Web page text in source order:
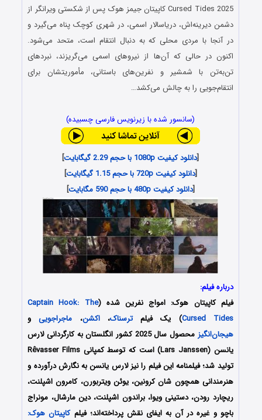
Cursed Tides 2025 کاپیتان جیمز هوک پس از شکستی ویرانگر از
دشمن دیرینه‌اش، دریاسالار اسمی، در شهری کوچک پناه می‌گیرد و
در آنجا با مردی محلی که به دنبال انتقام است، متحد می‌شود.
اکنون در حالی که آن‌ها از نیروهای اسمی می‌گریزند، نبردهای
تن‌به‌تن با شمشیر و نفرین‌های باستانی، مأموریتشان برای
انتقام‌جویی را به چالش می‌کشد…
(سانسور شده با زیرنویس فارسی چسبیده)
[دانلود کیفیت 1080p با حجم 2.29 گیگابایت
]
[دانلود کیفیت 720p با حجم 1.15 گیگابایت
]
[دانلود کیفیت 480p با حجم 590 مگابایت ]
درباره فیلم:
فیلم کاپیتان هوک: امواج نفرین شده (Captain Hook: The
Cursed Tides) یک فیلمترسناک،اکشن، ماجراجوییو
هیجان‌انگیز
محصول سال 2025 کشور انگلستان به کارگردانی لارس
یانسن (Lars Janssen) است که توسط کمپانی‌ Rêvasser Films
تولید شد؛ فیلمنامه این فیلم را نیز لارس یانسنبه نگارش درآورده و
هنرمندانی همچون شان کرونین، یوئن ویتربورن، کامرون اشپلنت،
ریچارد رودن، دستینی ویوا، براندون اشپلنت، دین مارشال، مونراج
باچوو غیره در آن به ایفای نقش پرداخته‌اند؛ فیلمکاپیتان هوک: